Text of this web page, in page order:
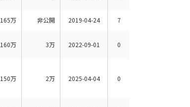
165万 非公開 2019-04-24 7
160万 3万 2022-09-01 0
150万 2万 2025-04-04 0